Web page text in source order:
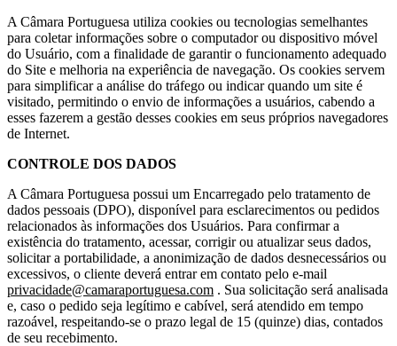
A Câmara Portuguesa utiliza cookies ou tecnologias semelhantes
para coletar informações sobre o computador ou dispositivo móvel
do Usuário, com a finalidade de garantir o funcionamento adequado
do Site e melhoria na experiência de navegação. Os cookies servem
para simplificar a análise do tráfego ou indicar quando um site é
visitado, permitindo o envio de informações a usuários, cabendo a
esses fazerem a gestão desses cookies em seus próprios navegadores
de Internet.
CONTROLE DOS DADOS
A Câmara Portuguesa possui um Encarregado pelo tratamento de
dados pessoais (DPO), disponível para esclarecimentos ou pedidos
relacionados às informações dos Usuários. Para confirmar a
existência do tratamento, acessar, corrigir ou atualizar seus dados,
solicitar a portabilidade, a anonimização de dados desnecessários ou
excessivos, o cliente deverá entrar em contato pelo e-mail
privacidade@camaraportuguesa.com . Sua solicitação será analisada
e, caso o pedido seja legítimo e cabível, será atendido em tempo
razoável, respeitando-se o prazo legal de 15 (quinze) dias, contados
de seu recebimento.